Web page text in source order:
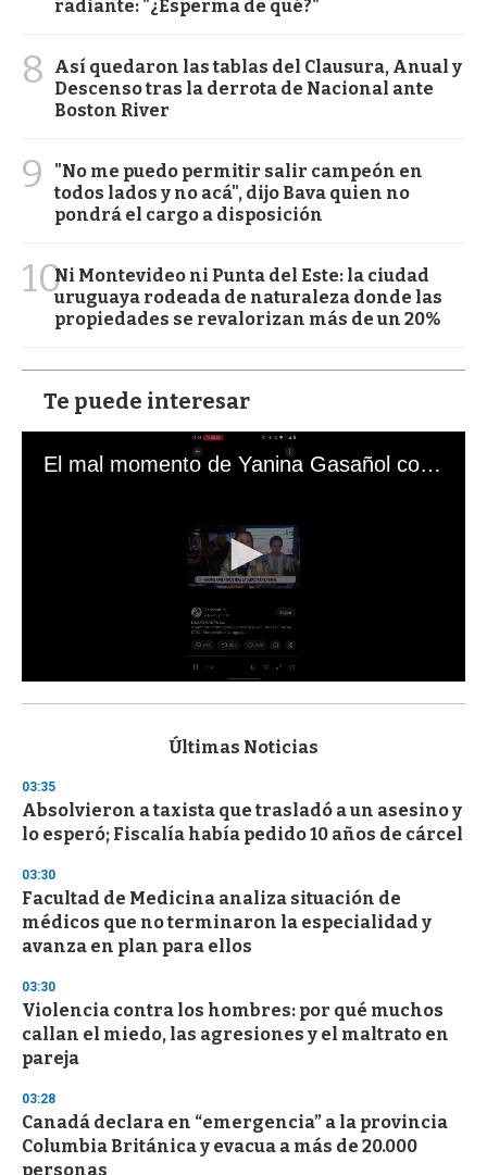
radiante: "¿Esperma de qué?"
8
Así quedaron las tablas del Clausura, Anual y
Descenso tras la derrota de Nacional ante
Boston River
9
"No me puedo permitir salir campeón en
todos lados y no acá", dijo Bava quien no
pondrá el cargo a disposición
10Ni Montevideo ni Punta del Este: la ciudad
uruguaya rodeada de naturaleza donde las
propiedades se revalorizan más de un 20%
Te puede interesar
El mal momento de Yanina Gasañol con un hincha argentino en "Subrayado"
s
d
s
o
f
3
s
e
c
o
d
s
Últimas Noticias
03:35
Absolvieron a taxista que trasladó a un asesino y
lo esperó; Fiscalía había pedido 10 años de cárcel
03:30
Facultad de Medicina analiza situación de
médicos que no terminaron la especialidad y
avanza en plan para ellos
03:30
Violencia contra los hombres: por qué muchos
callan el miedo, las agresiones y el maltrato en
pareja
03:28
Canadá declara en “emergencia” a la provincia
Columbia Británica y evacua a más de 20.000
personas